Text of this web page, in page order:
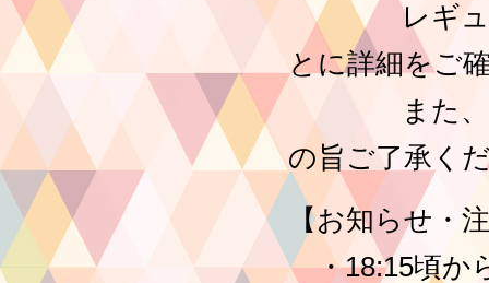
レギュレー
とに詳細をご
また、特典
の旨ご了承く
【お知らせ・
・18:15頃か